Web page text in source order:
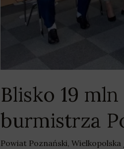
Blisko 19
burmistrza
Powiat Poznański, Wielkopolska